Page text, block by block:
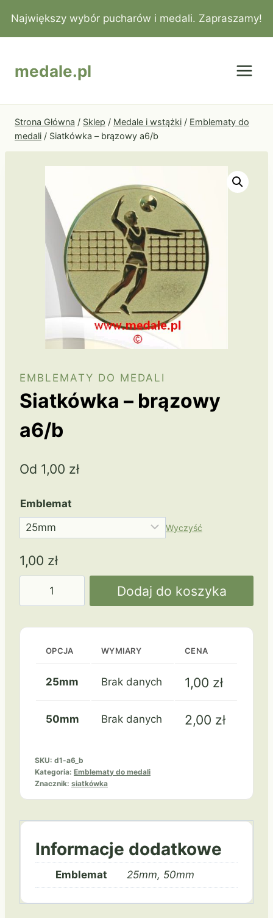
do
treści
Największy wybór pucharów i medali. Zapraszamy!
medale.pl
Strona Główna / Sklep / Medale i wstążki / Emblematy do
medali / Siatkówka – brązowy a6/b
EMBLEMATY DO MEDALI
Siatkówka – brązowy
a6/b
Od 1,00 zł
Emblemat
Wyczyść
1,00 zł
brązowy
Dodaj do koszyka
OPCJA WYMIARY CENA
25mm Brak danych 1,00 zł
50mm Brak danych 2,00 zł
SKU: d1-a6_b
Kategoria: Emblematy do medali
Znacznik: siatkówka
Informacje dodatkowe
Emblemat 25mm, 50mm